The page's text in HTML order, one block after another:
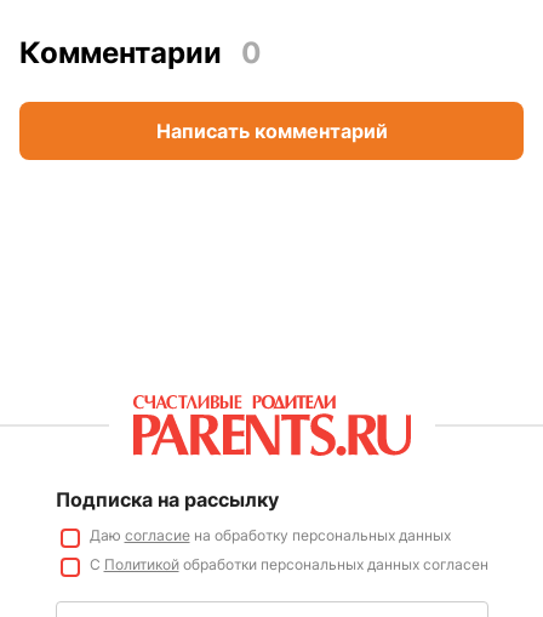
Комментарии 0
Написать комментарий
Подписка на рассылку
Даю согласиена обработку персональных данных
С Политикойобработки персональных данных согласен